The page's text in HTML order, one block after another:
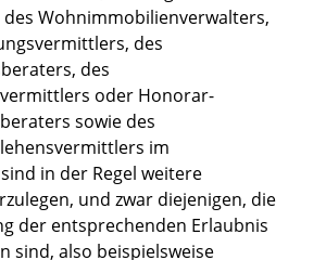
Wohnimmobilienverwalters,
des
des
oder Honorar-
sowie des
im
in der Regel weitere
und zwar diejenigen, die
der entsprechenden Erlaubnis
sind, also beispielsweise